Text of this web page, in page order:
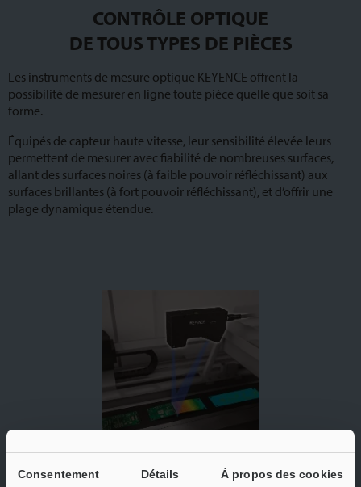
Consentement Détails À propos des cookies
CONTRÔLE OPTIQUE
DE TOUS TYPES DE PIÈCES
Les instruments de mesure optique KEYENCE offrent la
possibilité de mesurer en ligne toute pièce quelle que soit sa
forme.
Équipés de capteur haute vitesse, leur sensibilité élevée leurs
permettent de mesurer avec fiabilité de nombreuses surfaces,
allant des surfaces noires (à faible pouvoir réfléchissant) aux
surfaces brillantes (à fort pouvoir réfléchissant), et d’offrir une
plage dynamique étendue.
Mesure optique de planéité